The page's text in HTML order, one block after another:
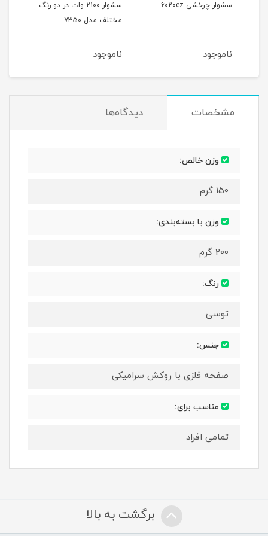
سشوار چرخشی 6020ez
ناموجود
سشوار 2100 وات در دو رنگ
مختلف مدل 7350
ناموجود
مشخصات دیدگاه‌ها
وزن خالص:
150 گرم
وزن با بسته‌بندی:
200 گرم
رنگ:
توسی
جنس:
صفحه فلزی با روکش سرامیکی
مناسب برای:
تمامی افراد
برگشت به بالا